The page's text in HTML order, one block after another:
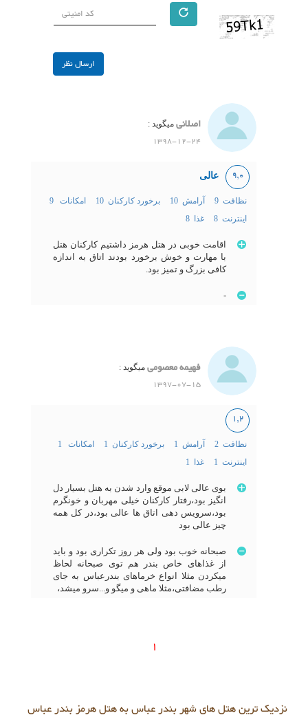
اصلانی میگوید :
1398-12-24
9,0 عالی
نظافت 9 آرامش 10 برخورد کارکنان 10
امکانات 9
اینترنت 8
غذا 8
اقامت خوبی در هتل هرمز داشتیم کارکنان هتل
با مهارت و خوش برخورد بودند اتاق به اندازه
کافی بزرگ و تمیز بود.
-
فهیمه معصومی میگوید :
1397-07-15
1,2
نظافت 2 آرامش 1 برخورد کارکنان 1
امکانات 1
اینترنت 1
غذا 1
بوی عالی لابی موقع وارد شدن به هتل بسیار دل
انگیز بود،رفتار کارکنان خیلی مهربان و خونگرم
بود،سرویس دهی اتاق ها عالی بود،در کل همه
چیز عالی بود
صبحانه خوب بود ولی هر روز تکراری بود و باید
از غذاهای خاص بندر هم توی صبحانه لحاظ
میکردن مثلا انواع خرماهای بندرعباس به جای
رطب مضافتی،مثلا ماهی و میگو و...سرو میشد،
1
نزدیک ترین هتل های شهر بندر عباس به هتل هرمز بندر عباس